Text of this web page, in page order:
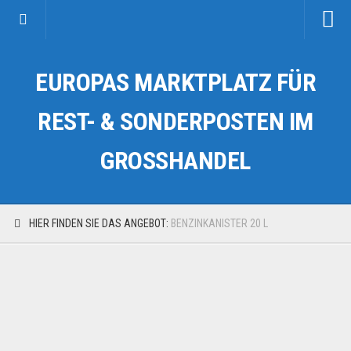
Kategorien
Auto & Motorrad
Fahrzeuge & Transport
EUROPAS MARKTPLATZ FÜR
REST- & SONDERPOSTEN IM
GROSSHANDEL
HIER FINDEN SIE DAS ANGEBOT: BENZINKANISTER 20 L